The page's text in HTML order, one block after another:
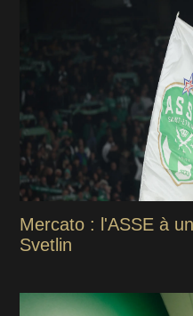
Mercato : l'ASSE à
Svetlin